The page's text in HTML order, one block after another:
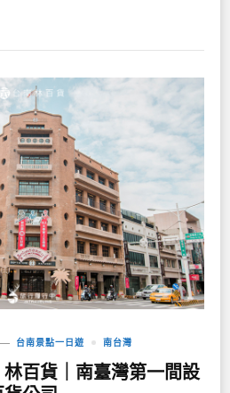
台南景點一日遊 南台灣
百貨｜南臺灣第一間設